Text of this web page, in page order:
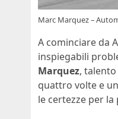
Marc Marquez –
A cominciare da
inspiegabili
Marquez,
quattro volte e
le certezze per